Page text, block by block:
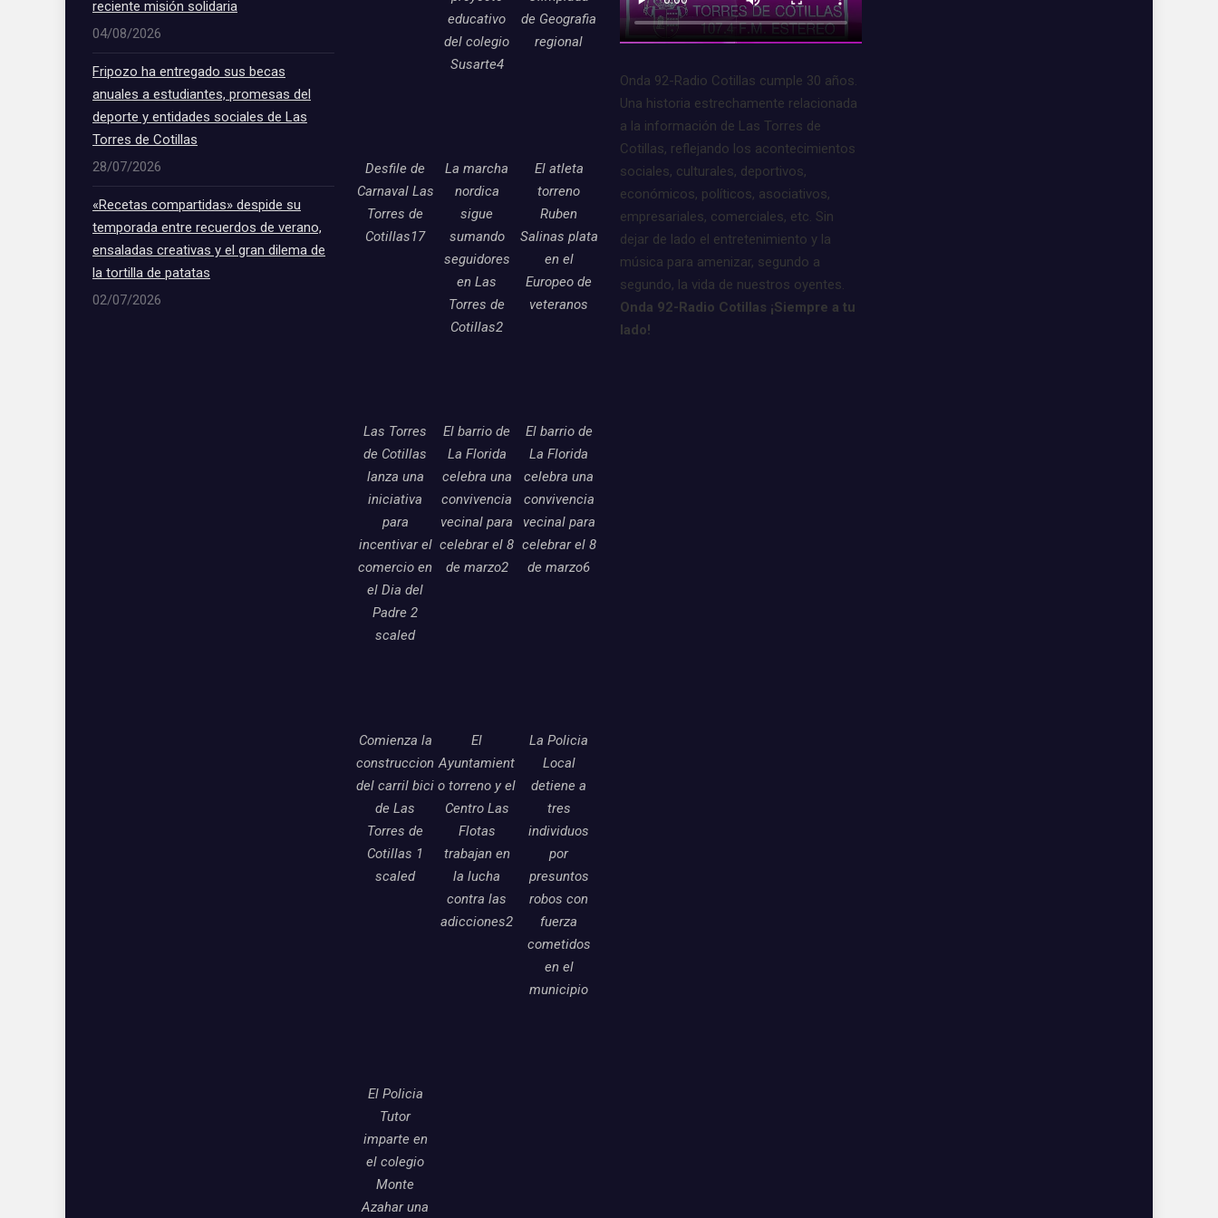
reciente misión solidaria
04/08/2026
Fripozo ha entregado sus becas
anuales a estudiantes, promesas del
deporte y entidades sociales de Las
Torres de Cotillas
28/07/2026
«Recetas compartidas» despide su
temporada entre recuerdos de verano,
ensaladas creativas y el gran dilema de
la tortilla de patatas
02/07/2026
educativo
del colegio
Susarte4
de Geografia
regional
Desfile de
Carnaval Las
Torres de
Cotillas17
La marcha
nordica
sigue
sumando
seguidores
en Las
Torres de
Cotillas2
El atleta
torreno
Ruben
Salinas plata
en el
Europeo de
veteranos
Las Torres
de Cotillas
lanza una
iniciativa
para
incentivar el
comercio en
el Dia del
Padre 2
scaled
El barrio de
La Florida
celebra una
convivencia
vecinal para
celebrar el 8
de marzo2
El barrio de
La Florida
celebra una
convivencia
vecinal para
celebrar el 8
de marzo6
Comienza la
construccion
del carril bici
de Las
Torres de
Cotillas 1
scaled
El
Ayuntamient
o torreno y el
Centro Las
Flotas
trabajan en
la lucha
contra las
adicciones2
La Policia
Local
detiene a
tres
individuos
por
presuntos
robos con
fuerza
cometidos
en el
municipio
El Policia
Tutor
imparte en
el colegio
Monte
Azahar una
Onda 92-Radio Cotillas cumple 30 años.
Una historia estrechamente relacionada
a la información de Las Torres de
Cotillas, reflejando los acontecimientos
sociales, culturales, deportivos,
económicos, políticos, asociativos,
empresariales, comerciales, etc. Sin
dejar de lado el entretenimiento y la
música para amenizar, segundo a
segundo, la vida de nuestros oyentes.
Onda 92-Radio Cotillas ¡Siempre a tu
lado!